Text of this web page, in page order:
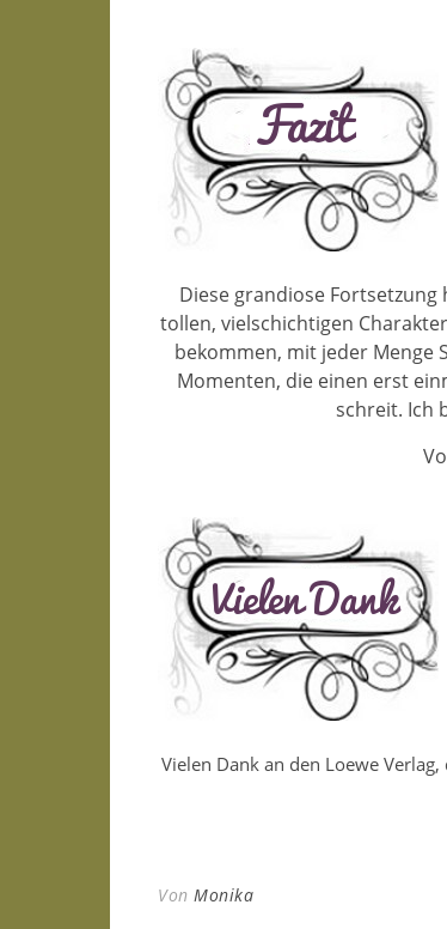
Diese grandiose
tollen, vielschichtigen
bekommen, mit jeder Menge
Momenten, die einen erst
schreit. Ich
Vielen Dank an den Loewe
Von Monika